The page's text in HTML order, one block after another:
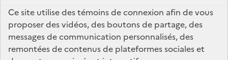
Plan du site Mentions légales Qui sommes-nous ?
Ce site utilise des témoins de connexion afin de vous
proposer des vidéos, des boutons de partage, des
messages de communication personnalisés, des
remontées de contenus de plateformes sociales et